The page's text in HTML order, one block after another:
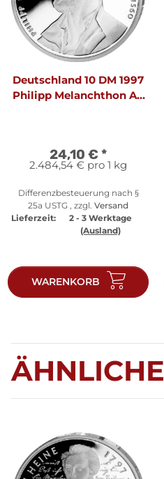
Deutschland 10 DM 1997
Philipp Melanchthon A -
24,10 € *
2.484,54 € pro 1 kg
Differenzbesteuerung nach §
25a USTG , zzgl. Versand
Lieferzeit:
2 - 3 Werktage
(Ausland)
WARENKORB
ÄHNLICHE